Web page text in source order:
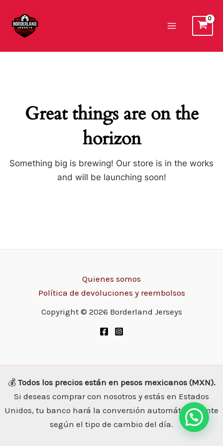
contenido
Great things are on the
horizon
Something big is brewing! Our store is in the works
and will be launching soon!
Quienes somos
Política de devoluciones y reembolsos
Copyright © 2026 Borderland Jerseys
💰 Todos los precios están en pesos mexicanos (MXN).
Si deseas comprar con nosotros y estás en Estados
Unidos, tu banco hará la conversión automáticamente
según el tipo de cambio del día.